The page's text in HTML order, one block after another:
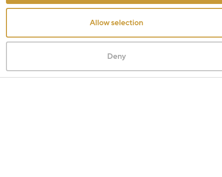
Allow selection
Deny